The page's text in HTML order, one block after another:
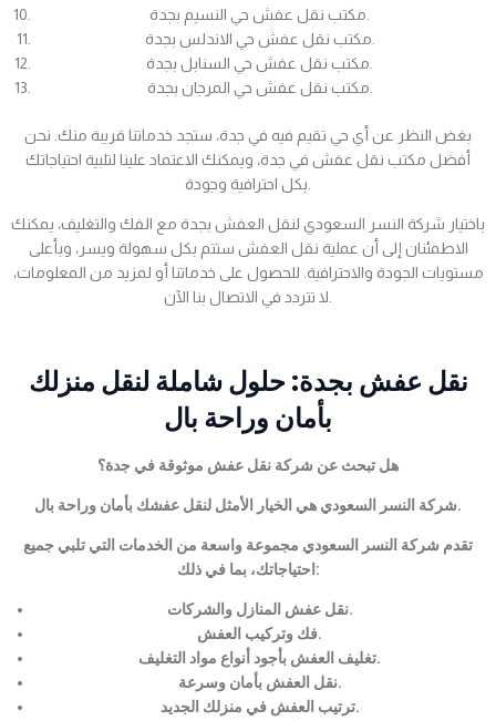
بغض النظر عن أي حي تقيم فيه في جدة، ستجد خدماتنا قريبة منك. نحن
أفضل مكتب نقل عفش في جدة، ويمكنك الاعتماد علينا لتلبية احتياجاتك
باختيار شركة النسر السعودي لنقل العفش بجدة مع الفك والتغليف، يمكنك
الاطمئنان إلى أن عملية نقل العفش ستتم بكل سهولة ويسر، وبأعلى
مستويات الجودة والاحترافية. للحصول على خدماتنا أو لمزيد من المعلومات،
نقل عفش بجدة: حلول شاملة لنقل منزلك
بأمان وراحة بال
هل تبحث عن شركة نقل عفش موثوقة في جدة؟
شركة النسر السعودي هي الخيار الأمثل لنقل عفشك بأمان وراحة بال.
تقدم شركة النسر السعودي مجموعة واسعة من الخدمات التي تلبي جميع
احتياجاتك، بما في ذلك:
نقل عفش المنازل والشركات.
فك وتركيب العفش.
تغليف العفش بأجود أنواع مواد التغليف.
نقل العفش بأمان وسرعة.
ترتيب العفش في منزلك الجديد.